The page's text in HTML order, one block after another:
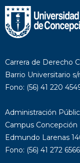
Carrera de Derecho
Barrio Universitario
Fono: (56) 41 220
Administración
Campus Concepción
Edmundo Larenas
Fono: (56) 41 272